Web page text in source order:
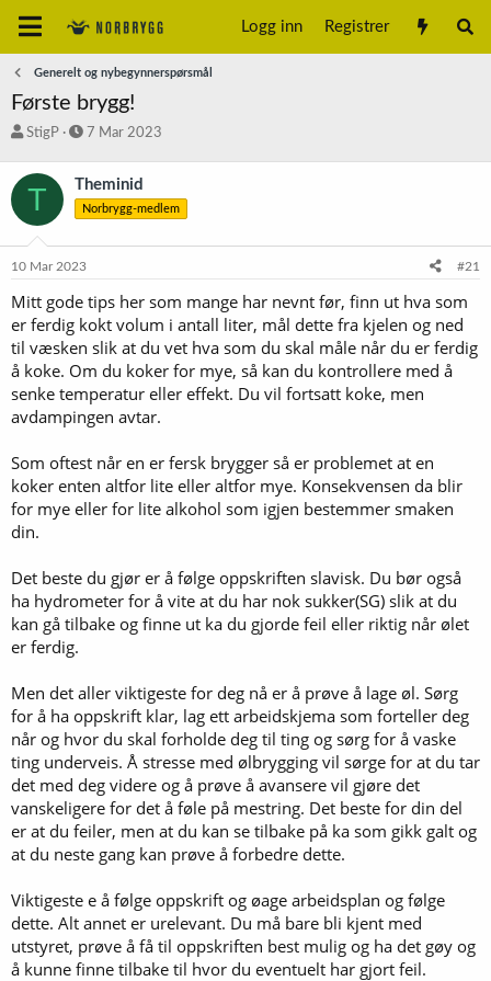
Logg inn Registrer
Generelt og nybegynnerspørsmål
Første brygg!
T
å
d
a
r
e
r
StigP
S
r
t
a
t
7 Mar 2023
T Theminid
Norbrygg-medlem
10 Mar 2023 #21
Mitt gode tips her som mange har nevnt før, finn ut hva som
er ferdig kokt volum i antall liter, mål dette fra kjelen og ned
til væsken slik at du vet hva som du skal måle når du er ferdig
å koke. Om du koker for mye, så kan du kontrollere med å
senke temperatur eller effekt. Du vil fortsatt koke, men
avdampingen avtar.
Som oftest når en er fersk brygger så er problemet at en
koker enten altfor lite eller altfor mye. Konsekvensen da blir
for mye eller for lite alkohol som igjen bestemmer smaken
din.
Det beste du gjør er å følge oppskriften slavisk. Du bør også
ha hydrometer for å vite at du har nok sukker(SG) slik at du
kan gå tilbake og finne ut ka du gjorde feil eller riktig når ølet
er ferdig.
Men det aller viktigeste for deg nå er å prøve å lage øl. Sørg
for å ha oppskrift klar, lag ett arbeidskjema som forteller deg
når og hvor du skal forholde deg til ting og sørg for å vaske
ting underveis. Å stresse med ølbrygging vil sørge for at du tar
det med deg videre og å prøve å avansere vil gjøre det
vanskeligere for det å føle på mestring. Det beste for din del
er at du feiler, men at du kan se tilbake på ka som gikk galt og
at du neste gang kan prøve å forbedre dette.
Viktigeste e å følge oppskrift og øage arbeidsplan og følge
dette. Alt annet er urelevant. Du må bare bli kjent med
utstyret, prøve å få til oppskriften best mulig og ha det gøy og
å kunne finne tilbake til hvor du eventuelt har gjort feil.